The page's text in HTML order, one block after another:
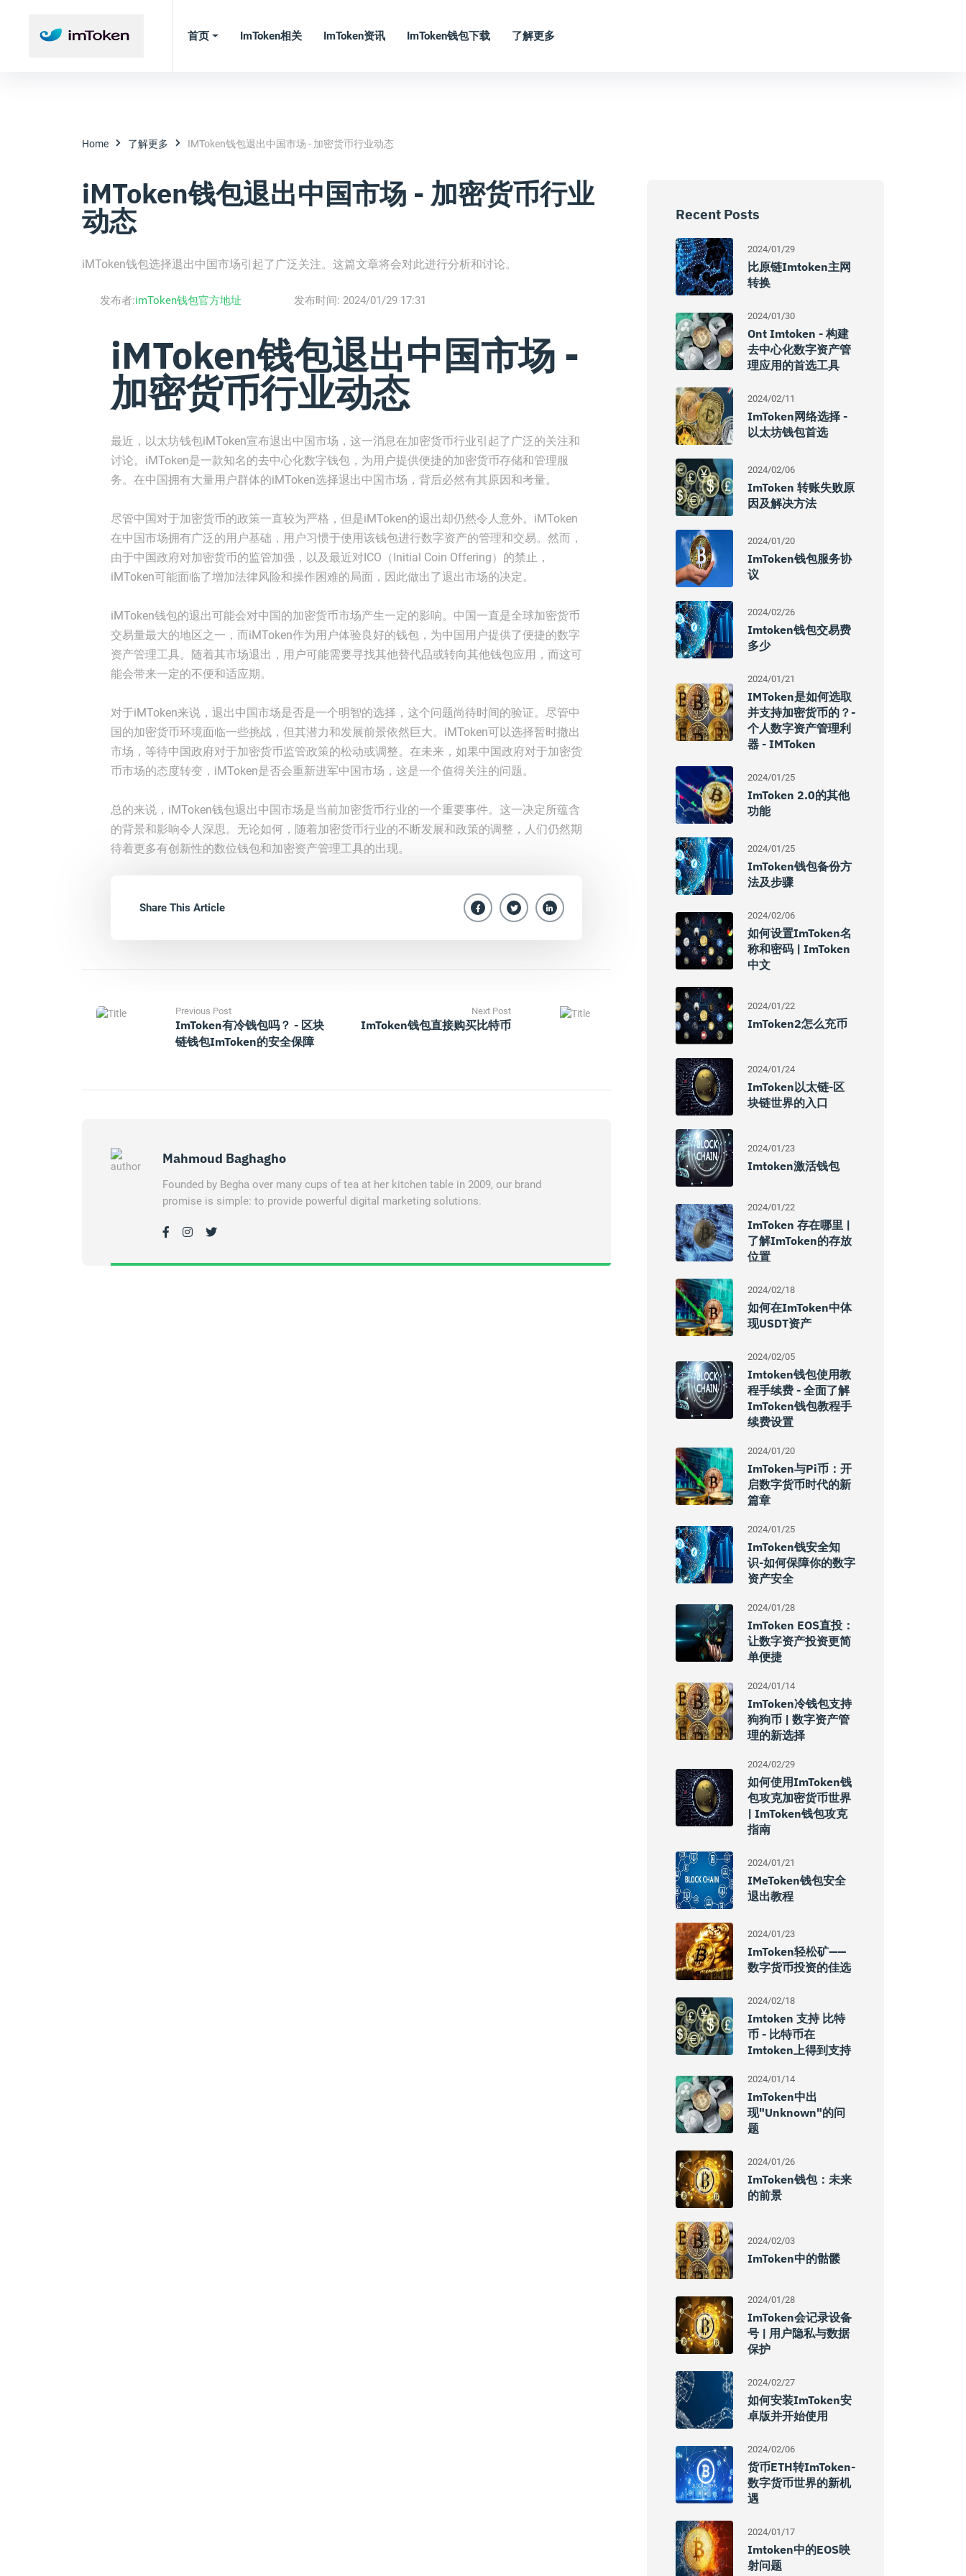
首页 ImToken相关 ImToken资讯 ImToken钱包下载 了解更多
Home 了解更多 IMToken钱包退出中国市场 - 加密货币行业动态
iMToken钱包退出中国市场 - 加密货币行业
动态
iMToken钱包选择退出中国市场引起了广泛关注。这篇文章将会对此进行分析和讨论。
发布者:imToken钱包官方地址 发布时间: 2024/01/29 17:31
iMToken钱包退出中国市场 -
加密货币行业动态
最近，以太坊钱包iMToken宣布退出中国市场，这一消息在加密货币行业引起了广泛的关注和
讨论。iMToken是一款知名的去中心化数字钱包，为用户提供便捷的加密货币存储和管理服
务。在中国拥有大量用户群体的iMToken选择退出中国市场，背后必然有其原因和考量。
尽管中国对于加密货币的政策一直较为严格，但是iMToken的退出却仍然令人意外。iMToken
在中国市场拥有广泛的用户基础，用户习惯于使用该钱包进行数字资产的管理和交易。然而，
由于中国政府对加密货币的监管加强，以及最近对ICO（Initial Coin Offering）的禁止，
iMToken可能面临了增加法律风险和操作困难的局面，因此做出了退出市场的决定。
iMToken钱包的退出可能会对中国的加密货币市场产生一定的影响。中国一直是全球加密货币
交易量最大的地区之一，而iMToken作为用户体验良好的钱包，为中国用户提供了便捷的数字
资产管理工具。随着其市场退出，用户可能需要寻找其他替代品或转向其他钱包应用，而这可
能会带来一定的不便和适应期。
对于iMToken来说，退出中国市场是否是一个明智的选择，这个问题尚待时间的验证。尽管中
国的加密货币环境面临一些挑战，但其潜力和发展前景依然巨大。iMToken可以选择暂时撤出
市场，等待中国政府对于加密货币监管政策的松动或调整。在未来，如果中国政府对于加密货
币市场的态度转变，iMToken是否会重新进军中国市场，这是一个值得关注的问题。
总的来说，iMToken钱包退出中国市场是当前加密货币行业的一个重要事件。这一决定所蕴含
的背景和影响令人深思。无论如何，随着加密货币行业的不断发展和政策的调整，人们仍然期
待着更多有创新性的数位钱包和加密资产管理工具的出现。
Share This Article
Previous Post
ImToken有冷钱包吗？ - 区块
链钱包imToken的安全保障
Next Post
ImToken钱包直接购买比特币
Mahmoud Baghagho
Founded by Begha over many cups of tea at her kitchen table in 2009, our brand
promise is simple: to provide powerful digital marketing solutions.
Recent Posts
2024/01/29
比原链imtoken主网
转换
2024/01/30
Ont Imtoken - 构建
去中心化数字资产管
理应用的首选工具
2024/02/11
ImToken网络选择 -
以太坊钱包首选
2024/02/06
ImToken 转账失败原
因及解决方法
2024/01/20
ImToken钱包服务协
议
2024/02/26
Imtoken钱包交易费
多少
2024/01/21
IMToken是如何选取
并支持加密货币的？-
个人数字资产管理利
器 - IMToken
2024/01/25
ImToken 2.0的其他
功能
2024/01/25
ImToken钱包备份方
法及步骤
2024/02/06
如何设置imToken名
称和密码 | ImToken
中文
2024/01/22
ImToken2怎么充币
2024/01/24
ImToken以太链-区
块链世界的入口
2024/01/23
Imtoken激活钱包
2024/01/22
ImToken 存在哪里 |
了解imToken的存放
位置
2024/02/18
如何在imToken中体
现USDT资产
2024/02/05
Imtoken钱包使用教
程手续费 - 全面了解
ImToken钱包教程手
续费设置
2024/01/20
ImToken与Pi币：开
启数字货币时代的新
篇章
2024/01/25
ImToken钱安全知
识-如何保障你的数字
资产安全
2024/01/28
ImToken EOS直投：
让数字资产投资更简
单便捷
2024/01/14
ImToken冷钱包支持
狗狗币 | 数字资产管
理的新选择
2024/02/29
如何使用imToken钱
包攻克加密货币世界
| ImToken钱包攻克
指南
2024/01/21
IMeToken钱包安全
退出教程
2024/01/23
ImToken轻松矿——
数字货币投资的佳选
2024/02/18
Imtoken 支持 比特
币 - 比特币在
Imtoken上得到支持
2024/01/14
ImToken中出
现"unknown"的问
题
2024/01/26
ImToken钱包：未来
的前景
2024/02/03
ImToken中的骷髅
2024/01/28
ImToken会记录设备
号 | 用户隐私与数据
保护
2024/02/27
如何安装imToken安
卓版并开始使用
2024/02/06
货币ETH转imToken-
数字货币世界的新机
遇
2024/01/17
Imtoken中的EOS映
射问题